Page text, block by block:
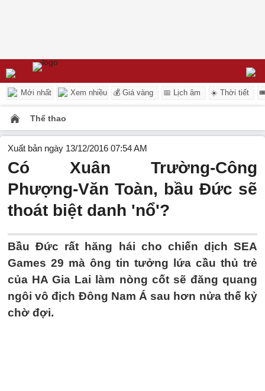
Mới nhất Xem nhiều 💰 Giá vàng 📅 Lịch âm ☀️ Thời tiết
Thể thao
Xuất bản ngày 13/12/2016 07:54 AM
Có Xuân Trường-Công
Phượng-Văn Toàn, bầu Đức sẽ
thoát biệt danh 'nổ'?
Bầu Đức rất hăng hái cho chiến dịch SEA
Games 29 mà ông tin tưởng lứa cầu thủ trẻ
của HA Gia Lai làm nòng cốt sẽ đăng quang
ngôi vô địch Đông Nam Á sau hơn nửa thế kỷ
chờ đợi.